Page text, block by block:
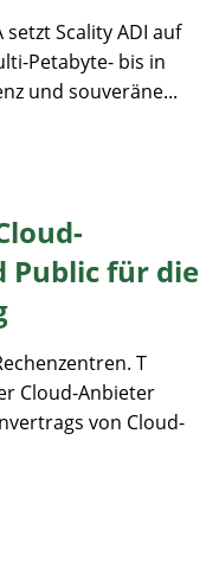
setzt Scality ADI auf
Petabyte- bis in
und souveräne...
Public für die
T
Cloud-Anbieter
von Cloud-